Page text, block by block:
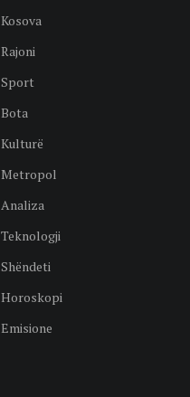
Kosova
Rajoni
Sport
Bota
Kulturë
Metropol
Analiza
Teknologji
Shëndeti
Horoskopi
Emisione